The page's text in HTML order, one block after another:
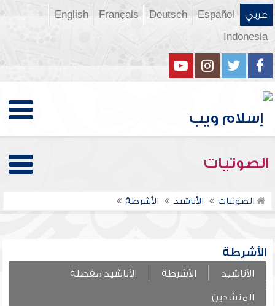
عربي Español
Deutsch
Français
English
Indonesia
الصوتيات
الصوتيات الأناشيد الأشرطة
الأشرطة
الأناشيد الأشرطة الأناشيد مفصلة
المنشدين